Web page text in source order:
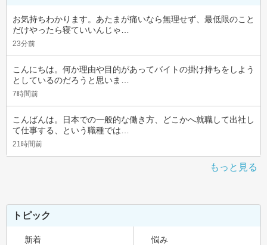
お気持ちわかります。あたまが痛いなら無理せず、最低限のこと
だけやったら寝ていいんじゃ…
23分前
こんにちは。何か理由や目的があってバイトの掛け持ちをしよう
としているのだろうと思いま…
7時間前
こんばんは。日本での一般的な働き方、どこかへ就職して出社し
て仕事する、という職種では…
21時間前
もっと見る
トピック
新着 悩み